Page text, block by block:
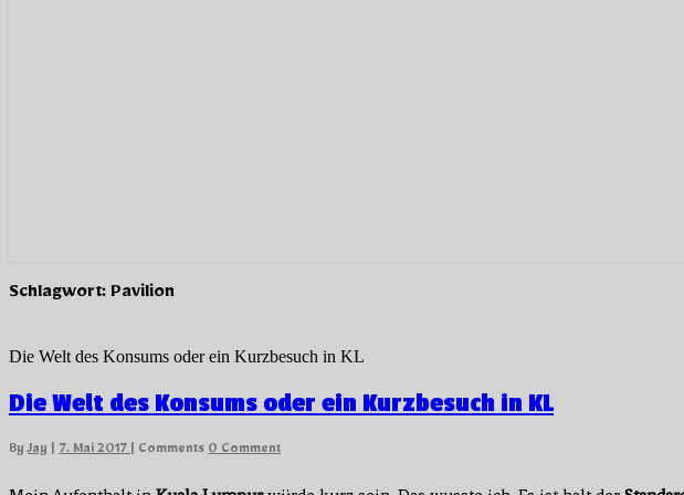
Schlagwort: Pavilion
Die Welt des Konsums oder ein Kurzbesuch in KL
Die Welt des Konsums oder ein Kurzbesuch in KL
ByJay 7. Mai 2017 Comments 0 Comment